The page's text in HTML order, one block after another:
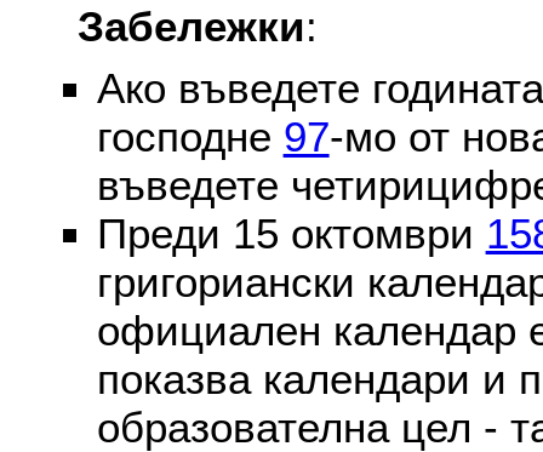
Забележки:
Ако въведете
господне 97-мо от
въведете
Преди 15 октомври
григориански
официален календар
показва календари и
образователна цел -